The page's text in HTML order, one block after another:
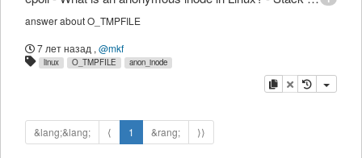
answer about O_TMPFILE
7 лет назад , @mkf
linux O_TMPFILE anon_inode
копировать
удалить
&lang;&lang; ⟨ 1 &rang; ⟩⟩